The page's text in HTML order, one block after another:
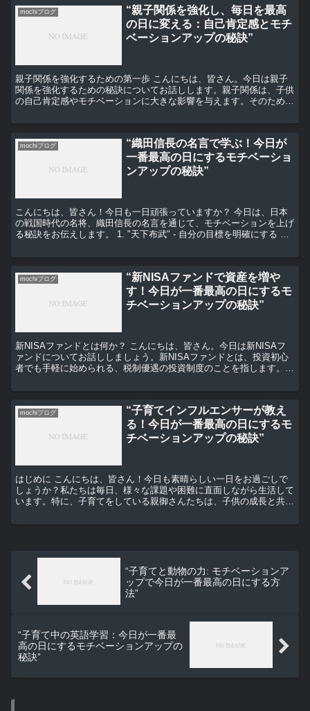
mochiブログ
“親子関係を強化し、毎日を最高
の日に変える：自己肯定感とモチ
ベーションアップの秘訣”
親子関係を強化するための第一歩 こんにちは、皆さん。今日は親子
関係を強化するための秘訣についてお話しします。親子関係は、子供
の自己肯定感やモチベーションに大きな影響を与えます。そのため、
mochiブログ
“織田信長の名言で学ぶ！今日が
一番最高の日にするモチベーショ
ンアップの秘訣”
こんにちは、皆さん！今日も一日頑張っていますか？ 今日は、日本
の戦国時代の名将、織田信長の名言を通じて、モチベーションを上げ
る秘訣をお伝えします。 1. "天下布武" - 自分の目標を明確にする 織
mochiブログ
“新NISAファンドで資産を増や
す！今日が一番最高の日にするモ
チベーションアップの秘訣”
新NISAファンドとは何か？ こんにちは、皆さん。今日は新NISAフ
ァンドについてお話ししましょう。新NISAファンドとは、投資初心
者でも手軽に始められる、税制優遇の投資制度のことを指します。こ
mochiブログ
“子育てインフルエンサーが教え
る！今日が一番最高の日にするモ
チベーションアップの秘訣”
はじめに こんにちは、皆さん！今日も素晴らしい一日をお過ごしで
しょうか？私たちは毎日、様々な課題や困難に直面しながら生活して
います。特に、子育てをしている親御さんたちは、子供の成長と共に
“子育てと動物の力: モチベーションア
ップで今日が一番最高の日にする方
法”
“子育て中の英語学習：今日が一番最
高の日にするモチベーションアップの
秘訣”